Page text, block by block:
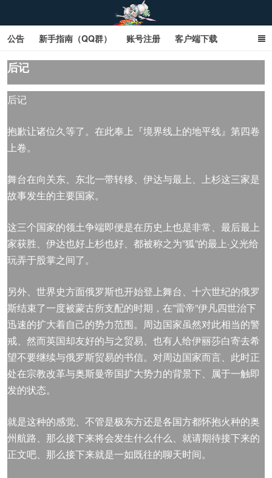
sd敢达ol_sd敢达ol钢达服_sd敢达钢达服_SD敢达数据库
_sd敢达
公告 新手指南（QQ群） 账号注册 客户端下载
SD钢达服数据库（网页版） SD钢达服数据库（石墨版）
网页商城文字版
后记
后记
抱歉让诸位久等了。在此奉上『境界线上的地平线』第四卷
上卷。
舞台在向关东、东北一带转移、伊达与最上、上杉这三家是
故事发生的主要国家。
这三个国家的领土争端即便是在历史上也是非常、最后最上
家获胜、伊达也好上杉也好、都被称之为”狐”的最上·义光给
玩弄于股掌之间了。
另外、世界史方面俄罗斯也开始登上舞台、十六世纪的俄罗
斯结束了一度被蒙古所支配的时期，在”雷帝”伊凡四世治下
迅速的扩大着自己的势力范围。周边国家虽然对此相当的警
戒、然而英国却友好的与之贸易、也有人给伊丽莎白寄去希
望不要继续与俄罗斯贸易的书信。对周边国家而言、此时正
处在宗教改革与奥斯曼帝国扩大势力的背景下、属于一触即
发的状态。
就是这种的感觉、不管是极东方还是各国方都怀抱火种的奥
州航路、那么接下来将会发生什么什么、就请期待接下来的
正文吧、那么接下来就是一如既往的聊天时间。